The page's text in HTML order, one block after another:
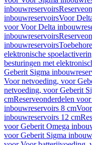
inbouwreservoirs
inbouwreservoirsVoor
voor Voor Delta
inbouwreservoirs
inbouwreservoirs
elektronische
besturingen met
Geberit Sigma
Voor netvoeding, voor
netvoeding, voor Geberit
cmReserveonderdelen
inbouwreservoirs 8 cm
inbouwreservoirs 12 cm
voor Geberit Omega
voor Geberit Sigma